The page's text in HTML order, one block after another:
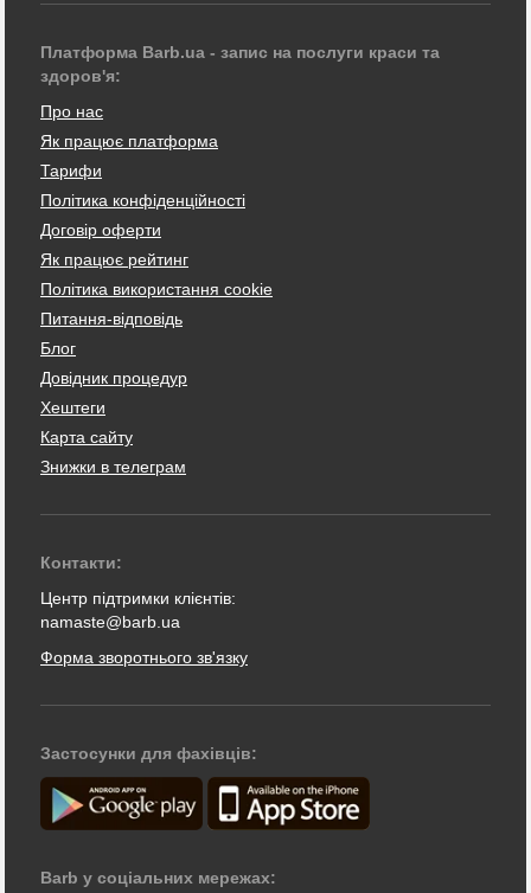
Платформа Barb.ua - запис на послуги краси та
здоров'я:
Про нас
Як працює платформа
Тарифи
Політика конфіденційності
Договір оферти
Як працює рейтинг
Політика використання cookie
Питання-відповідь
Блог
Довідник процедур
Хештеги
Карта сайту
Знижки в телеграм
Контакти:
Центр підтримки клієнтів:
namaste@barb.ua
Форма зворотнього зв'язку
Застосунки для фахівців:
Barb у соціальних мережах: